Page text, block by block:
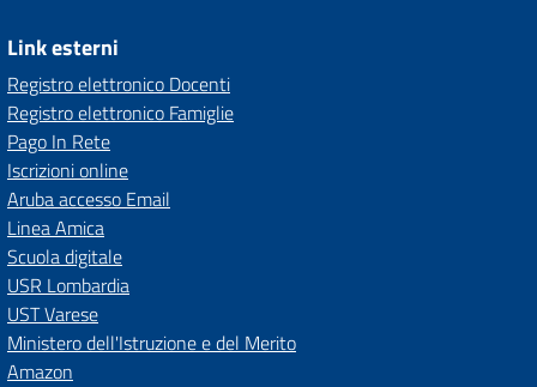
Link esterni
Registro elettronico Docenti
Registro elettronico Famiglie
Pago In Rete
Iscrizioni online
Aruba accesso Email
Linea Amica
Scuola digitale
USR Lombardia
UST Varese
Ministero dell'Istruzione e del Merito
Amazon